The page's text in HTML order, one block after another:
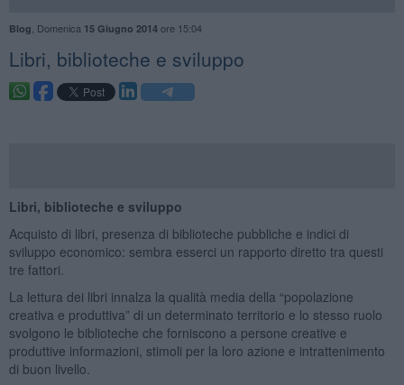
Blog Domenica 15 Giugno 2014ore 15:04
​Libri, biblioteche e sviluppo
Libri, biblioteche e sviluppo
Acquisto di libri, presenza di biblioteche pubbliche e indici di
sviluppo economico: sembra esserci un rapporto diretto tra questi
tre fattori.
La lettura dei libri innalza la qualità media della “popolazione
creativa e produttiva” di un determinato territorio e lo stesso ruolo
svolgono le biblioteche che forniscono a persone creative e
produttive informazioni, stimoli per la loro azione e intrattenimento
di buon livello.